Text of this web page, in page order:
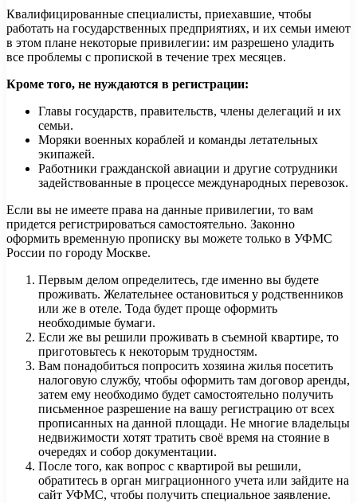
Квалифицированные специалисты, приехавшие, чтобы
работать на государственных предприятиях, и их семьи имеют
в этом плане некоторые привилегии: им разрешено уладить
все проблемы с пропиской в течение трех месяцев.
Кроме того, не нуждаются в регистрации:
Главы государств, правительств, члены делегаций и их
семьи.
Моряки военных кораблей и команды летательных
экипажей.
Работники гражданской авиации и другие сотрудники
задействованные в процессе международных перевозок.
Если вы не имеете права на данные привилегии, то вам
придется регистрироваться самостоятельно. Законно
оформить временную прописку вы можете только в УФМС
России по городу Москве.
Первым делом определитесь, где именно вы будете
проживать. Желательнее остановиться у родственников
или же в отеле. Тода будет проще оформить
необходимые бумаги.
Если же вы решили проживать в съемной квартире, то
приготовьтесь к некоторым трудностям.
Вам понадобиться попросить хозяина жилья посетить
налоговую службу, чтобы оформить там договор аренды,
затем ему необходимо будет самостоятельно получить
письменное разрешение на вашу регистрацию от всех
прописанных на данной площади. Не многие владельцы
недвижимости хотят тратить своё время на стояние в
очередях и собор документации.
После того, как вопрос с квартирой вы решили,
обратитесь в орган миграционного учета или зайдите на
сайт УФМС, чтобы получить специальное заявление.